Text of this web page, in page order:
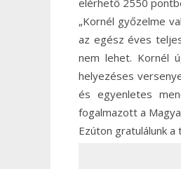
elérhető 2550
„Kornél győzelme
az egész éves
nem lehet. Kornél
helyezéses
és egyenletes
fogalmazott a
Ezúton gratulálunk